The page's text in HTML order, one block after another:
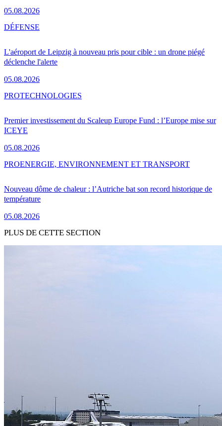
05.08.2026
L'aéroport de Leipzig à nouveau pris pour cible : un drone piégé
déclenche l'alerte
05.08.2026
DÉFENSE
Premier investissement du Scaleup Europe Fund : l’Europe mise sur
ICEYE
05.08.2026
PROTECHNOLOGIES
Nouveau dôme de chaleur : l’Autriche bat son record historique de
température
05.08.2026
PROENERGIE, ENVIRONNEMENT ET TRANSPORT
PLUS DE CETTE SECTION